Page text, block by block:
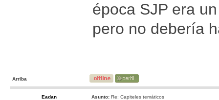
época SJP era
pero no debería
Arriba
Eadan Asunto: Re: Capiteles temáticos